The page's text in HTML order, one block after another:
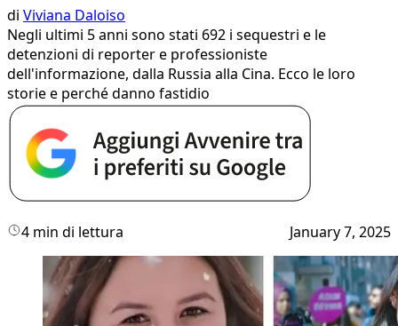
di Viviana Daloiso
Negli ultimi 5 anni sono stati 692 i sequestri e le
detenzioni di reporter e professioniste
dell'informazione, dalla Russia alla Cina. Ecco le loro
storie e perché danno fastidio
4 min di lettura January 7, 2025